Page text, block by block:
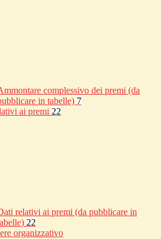
complessivo dei premi (da
in tabelle) 7
ai premi 22
relativi ai premi (da pubblicare in
22
organizzativo